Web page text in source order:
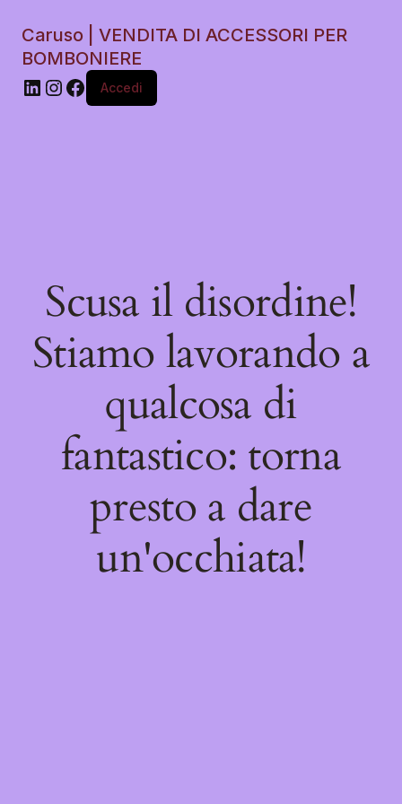
Caruso | VENDITA DI ACCESSORI PER
BOMBONIERE
Accedi
Scusa il disordine!
Stiamo lavorando a
qualcosa di
fantastico: torna
presto a dare
un'occhiata!